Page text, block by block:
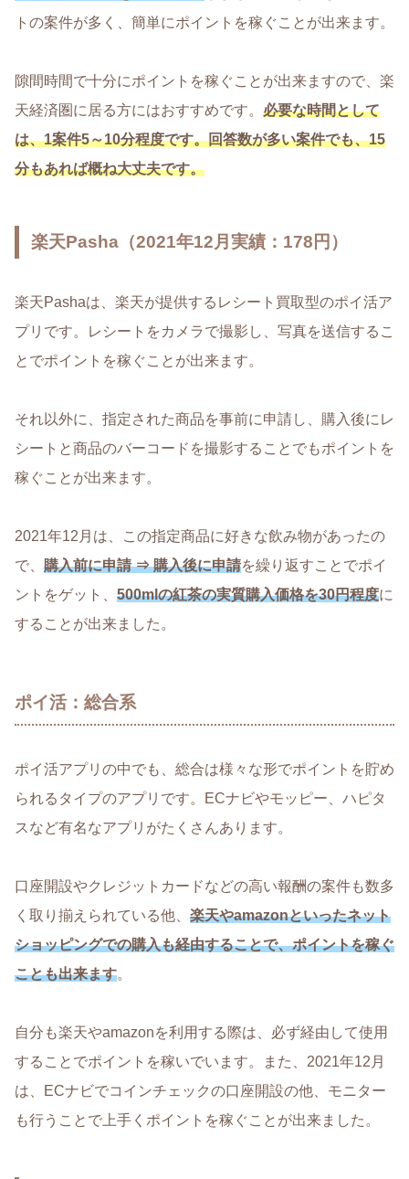
トの案件が多く、簡単にポイントを稼ぐことが出来ます。
隙間時間で十分にポイントを稼ぐことが出来ますので、楽
天経済圏に居る方にはおすすめです。 必要な時間として
は、1案件5～10分程度です。回答数が多い案件でも、15
分もあれば概ね大丈夫です。
楽天Pasha（2021年12月実績：178円）
楽天Pashaは、楽天が提供するレシート買取型のポイ活ア
プリです。レシートをカメラで撮影し、写真を送信するこ
とでポイントを稼ぐことが出来ます。
それ以外に、指定された商品を事前に申請し、購入後にレ
シートと商品のバーコードを撮影することでもポイントを
稼ぐことが出来ます。
2021年12月は、この指定商品に好きな飲み物があったの
で、 購入前に申請 ⇒ 購入後に申請を繰り返すことでポイ
ントをゲット、 500mlの紅茶の実質購入価格を30円程度に
することが出来ました。
ポイ活：総合系
ポイ活アプリの中でも、総合は様々な形でポイントを貯め
られるタイプのアプリです。ECナビやモッピー、ハピタ
スなど有名なアプリがたくさんあります。
口座開設やクレジットカードなどの高い報酬の案件も数多
く取り揃えられている他、 楽天やamazonといったネット
ショッピングでの購入も経由することで、ポイントを稼ぐ
ことも出来ます。
自分も楽天やamazonを利用する際は、必ず経由して使用
することでポイントを稼いでいます。また、2021年12月
は、ECナビでコインチェックの口座開設の他、モニター
も行うことで上手くポイントを稼ぐことが出来ました。